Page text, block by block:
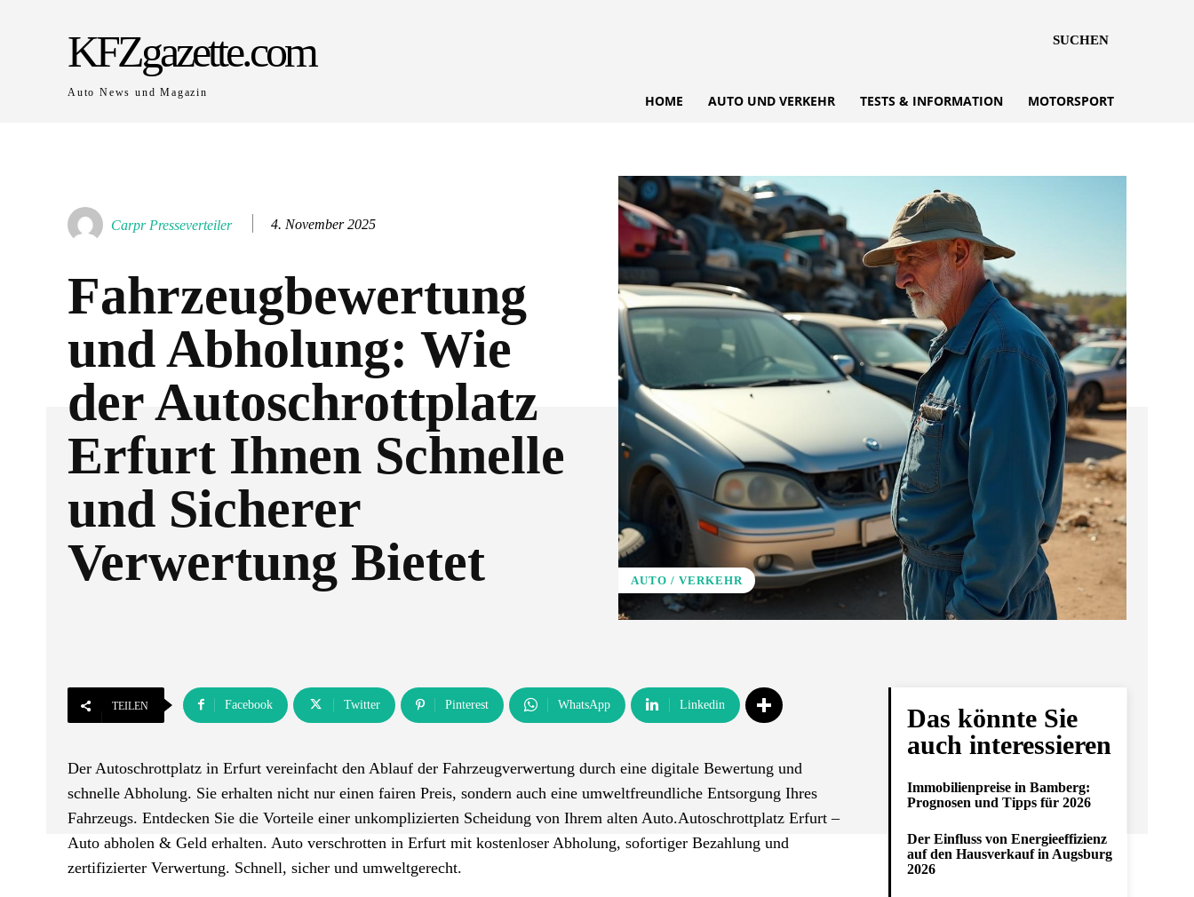
KFZgazette.com
Auto News und Magazin
SUCHEN
HOME AUTO UND VERKEHR TESTS & INFORMATION MOTORSPORT
Carpr Presseverteiler 4. November 2025
Fahrzeugbewertung
und Abholung: Wie
der Autoschrottplatz
Erfurt Ihnen Schnelle
und Sicherer
Verwertung Bietet
AUTO / VERKEHR
TEILEN Facebook Twitter Pinterest WhatsApp Linkedin
Der Autoschrottplatz in Erfurt vereinfacht den Ablauf der Fahrzeugverwertung durch eine digitale Bewertung und
schnelle Abholung. Sie erhalten nicht nur einen fairen Preis, sondern auch eine umweltfreundliche Entsorgung Ihres
Fahrzeugs. Entdecken Sie die Vorteile einer unkomplizierten Scheidung von Ihrem alten Auto.Autoschrottplatz Erfurt –
Auto abholen & Geld erhalten. Auto verschrotten in Erfurt mit kostenloser Abholung, sofortiger Bezahlung und
zertifizierter Verwertung. Schnell, sicher und umweltgerecht.
Das könnte Sie
auch interessieren
Immobilienpreise in Bamberg:
Prognosen und Tipps für 2026
Der Einfluss von Energieeffizienz
auf den Hausverkauf in Augsburg
2026